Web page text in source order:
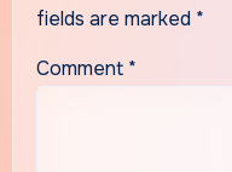
fields are marked *
Comment *